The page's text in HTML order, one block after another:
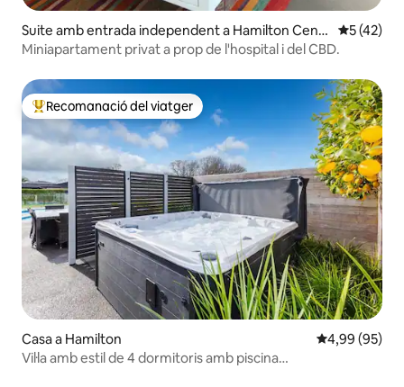
Suite amb entrada independent a Hamilton Centr
al
5 de
5 (42)
Miniapartament privat a prop de l'hospital i del CBD.
Principals recomanacions dels viatgers
Recomanació del viatger
Casa a Hamilton 4,99 de
4,99 (95)
Vil·la amb estil de 4 dormitoris amb piscina